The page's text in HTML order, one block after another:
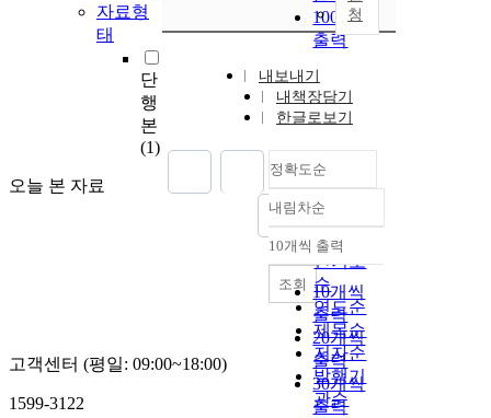
자료형
태
단
행
본
(1)
오늘 본 자료
100개씩
출력
청
내보내기
내책장담기
한글로보기
정확도순
정확도
순
인기도
순
연도순
제목순
저자순
발행기
관순
내림차순
내림차순
10개씩 출력
10개씩
출력
20개씩
출력
30개씩
출력
조회
고객센터 (평일: 09:00~18:00)
1599-3122